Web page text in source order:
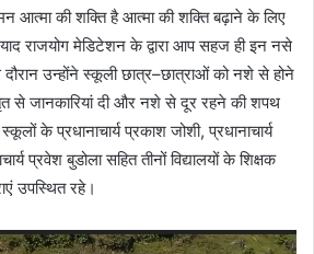
आत्मा की शक्ति है आत्मा की शक्ति बढ़ाने के लिए
राजयोग मेडिटेशन के द्वारा आप सहज ही इन नसे
उन्होंने स्कूली छात्र–छात्राओं को नशे से होने
से जानकारियां दी और नशे से दूर रहने की शपथ
के प्रधानाचार्य प्रकाश जोशी, प्रधानाचार्य
प्रवेश बुडोला सहित तीनों विद्यालयों के शिक्षक
उपस्थित रहे।